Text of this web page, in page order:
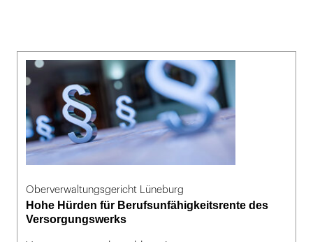
Oberverwaltungsgericht Lüneburg
Hohe Hürden für Berufsunfähigkeitsrente des
Versorgungswerks